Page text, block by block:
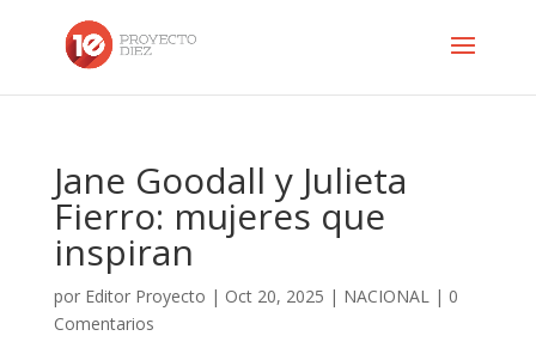
Jane Goodall y Julieta
Fierro: mujeres que
inspiran
por Editor Proyecto | Oct 20, 2025 | NACIONAL| 0
Comentarios